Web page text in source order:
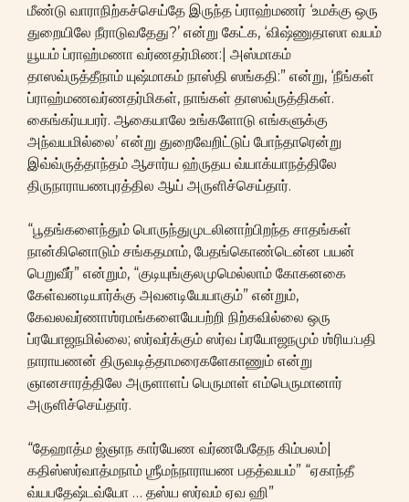
மீண்டு வாராநிற்கச்செய்தே இருந்த ப்ராஹ்மணர் ‘உமக்கு ஒரு
துறையிலே நீராடுவதேது?’ என்று கேட்க, ‘விஷ்ணுதாஸா வயம்
யூயம் ப்ராஹ்மணா வர்ணதர்மிண:| அஸ்மாகம்
தாஸவ்ருத்தீநாம் யுஷ்மாகம் நாஸ்தி ஸங்கதி:” என்று, ‘நீங்கள்
ப்ராஹ்மணவர்ணதர்மிகள், நாங்கள் தாஸவ்ருத்திகள்.
கைங்கர்யபரர். ஆகையாலே உங்களோடு எங்களுக்கு
அந்வயமில்லை’ என்று துறைவேறிட்டுப் போந்தாரென்று
இவ்வ்ருத்தாந்தம் ஆசார்ய ஹ்ருதய வ்யாக்யாநத்திலே
திருநாராயணபுரத்தில ஆய் அருளிச்செய்தார்.
“பூதங்களைந்தும் பொருந்துமுடலினாற்பிறந்த சாதங்கள்
நான்கினொடும் சங்கதமாம், பேதங்கொண்டென்ன பயன்
பெறுவீர்” என்றும், “குடியுங்குலமுமெல்லாம் கோகனகை
கேள்வனடியார்க்கு அவனடியேயாகும்” என்றும்,
கேவலவர்ணாஶ்ரமங்களையேபற்றி நிற்கவில்லை ஒரு
ப்ரயோஜநமில்லை; ஸர்வர்க்கும் ஸர்வ ப்ரயோஜநமும் ஶ்ரிய:பதி
நாராயணன் திருவடித்தாமரைகளேகாணும் என்று
ஞானசாரத்திலே அருளாளப் பெருமாள் எம்பெருமானார்
அருளிச்செய்தார்.
“தேஹாத்ம ஜ்ஞாந கார்யேண வர்ணபேதேந கிம்பலம்|
கதிஸ்ஸர்வாத்மநாம் ஶ்ரீமந்நாராயண பதத்வயம்” “ஏகாந்தீ
வ்யபதேஷ்டவ்யோ … தஸ்ய ஸர்வம் ஏவ ஹி”